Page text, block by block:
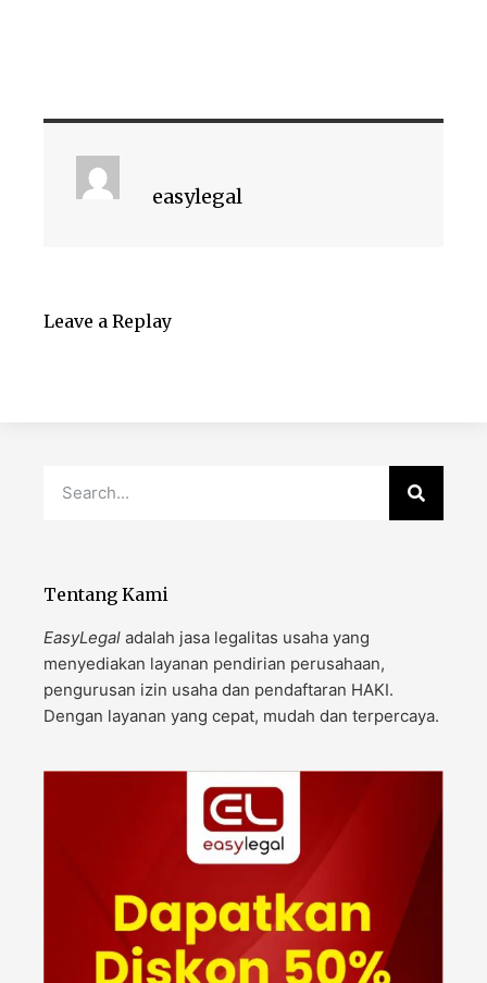
easylegal
Leave a Replay
Tentang Kami
EasyLegal adalah jasa legalitas usaha yang
menyediakan layanan pendirian perusahaan,
pengurusan izin usaha dan pendaftaran HAKI.
Dengan layanan yang cepat, mudah dan terpercaya.